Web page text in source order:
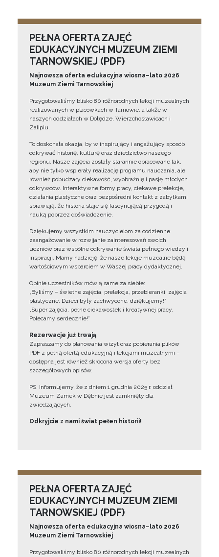
PEŁNA OFERTA ZAJĘĆ
EDUKACYJNYCH MUZEUM ZIEMI
TARNOWSKIEJ (PDF)
Najnowsza oferta edukacyjna wiosna–lato 2026
Muzeum Ziemi Tarnowskiej
Przygotowaliśmy blisko 80 różnorodnych lekcji muzealnych
realizowanych w placówkach w Tarnowie, a także w
naszych oddziałach w Dołędze, Wierzchosławicach i
Zalipiu.
To doskonała okazja, by w inspirujący i angażujący sposób
odkrywać historię, kulturę oraz dziedzictwo naszego
regionu. Nasze zajęcia zostały starannie opracowane tak,
aby nie tylko wspierały realizację programu nauczania, ale
również pobudzały ciekawość, wyobraźnię i pasję młodych
odkrywców. Interaktywne formy pracy, ciekawe prelekcje,
działania plastyczne oraz bezpośredni kontakt z zabytkami
sprawiają, że historia staje się fascynującą przygodą i
nauką poprzez doświadczenie.
Dziękujemy wszystkim nauczycielom za codzienne
zaangażowanie w rozwijanie zainteresowań swoich
uczniów oraz wspólne odkrywanie świata pełnego wiedzy i
inspiracji. Mamy nadzieję, że nasze lekcje muzealne będą
wartościowym wsparciem w Waszej pracy dydaktycznej.
Opinie uczestników mówią same za siebie:
„Byliśmy – świetne zajęcia, prelekcja, przebieranki, zajęcia
plastyczne. Dzieci były zachwycone, dziękujemy!”
„Super zajęcia, pełne ciekawostek i kreatywnej pracy.
Polecamy serdecznie!”
Rezerwacje już trwają
Zapraszamy do planowania wizyt oraz pobierania plików
PDF z pełną ofertą edukacyjną i lekcjami muzealnymi –
dostępna jest również skrócona wersja oferty bez
szczegółowych opisów.
PS. Informujemy, że z dniem 1 grudnia 2025 r. oddział
Muzeum Zamek w Dębnie jest zamknięty dla
zwiedzających.
Odkryjcie z nami świat pełen historii!
PEŁNA OFERTA ZAJĘĆ
EDUKACYJNYCH MUZEUM ZIEMI
TARNOWSKIEJ (PDF)
Najnowsza oferta edukacyjna wiosna–lato 2026
Muzeum Ziemi Tarnowskiej
Przygotowaliśmy blisko 80 różnorodnych lekcji muzealnych